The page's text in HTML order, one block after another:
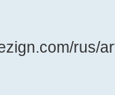
rus/